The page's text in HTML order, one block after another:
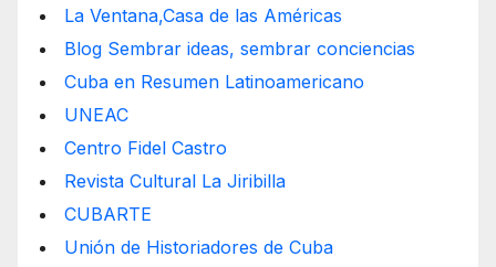
La Ventana,Casa de las Américas
Blog Sembrar ideas, sembrar conciencias
Cuba en Resumen Latinoamericano
UNEAC
Centro Fidel Castro
Revista Cultural La Jiribilla
CUBARTE
Unión de Historiadores de Cuba